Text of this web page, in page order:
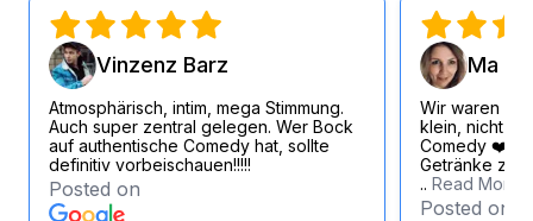
Vinzenz Barz
Atmosphärisch, intim, mega Stimmung.
Auch super zentral gelegen. Wer Bock
auf authentische Comedy hat, sollte
definitiv vorbeischauen!!!!!
Posted on
Ma Si
Wir waren
klein, nicht zu
Comedy ❤️
Getränke
.. Read More
Posted on